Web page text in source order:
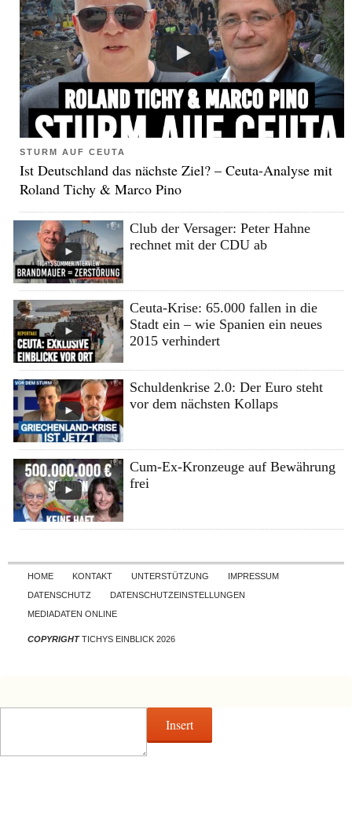
STURM AUF CEUTA
Ist Deutschland das nächste Ziel? – Ceuta-Analyse mit
Roland Tichy & Marco Pino
Club der Versager: Peter Hahne
rechnet mit der CDU ab
Ceuta-Krise: 65.000 fallen in die
Stadt ein – wie Spanien ein neues
2015 verhindert
Schuldenkrise 2.0: Der Euro steht
vor dem nächsten Kollaps
Cum-Ex-Kronzeuge auf Bewährung
frei
Skip to content
HOME KONTAKT UNTERSTÜTZUNG
IMPRESSUM
DATENSCHUTZ
DATENSCHUTZEINSTELLUNGEN
MEDIADATEN ONLINE
COPYRIGHTTICHYS EINBLICK 2026
Insert